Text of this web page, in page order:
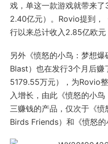
戏，单这一款游戏就带来
2.40亿元）。Rovio提到，
行以来总计收入2.85亿欧元
另外《愤怒的小鸟：梦想
Blast）也在发行3个月后
5179.55万元），为Rovio
入增长，由此《愤怒的小
三赚钱的产品，仅次于《
Birds Friends）和《愤怒的